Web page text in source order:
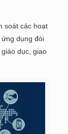
soát các hoạt
dụng đòi
dục, giao